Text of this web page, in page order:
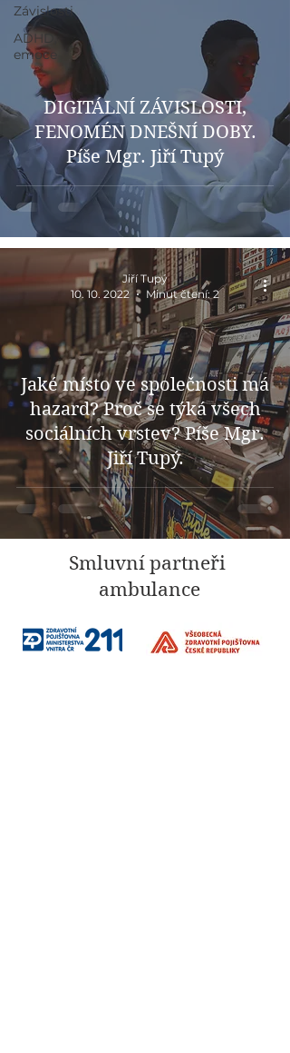
Závislosti
ADHD,
emoce
DIGITÁLNÍ ZÁVISLOSTI,
FENOMÉN DNEŠNÍ DOBY.
Píše Mgr. Jiří Tupý
Jaké místo ve společnosti má
hazard? Proč se týká všech
sociálních vrstev? Píše Mgr.
Jiří Tupý.
Jiří Tupý
10. 10. 2022
Minut čtení: 2
Smluvní partneři
ambulance